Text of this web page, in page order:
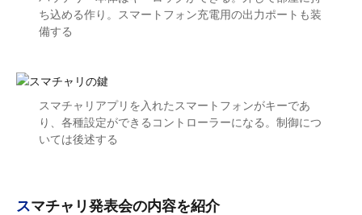
ち込める作り。スマートフォン充電用の出力ポートも装
備する
スマチャリアプリを入れたスマートフォンがキーであ
り、各種設定ができるコントローラーになる。制御につ
いては後述する
スマチャリ発表会の内容を紹介